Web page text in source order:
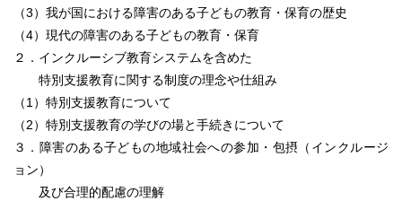
（3）我が国における障害のある子どもの教育・保育の歴史
（4）現代の障害のある子どもの教育・保育
２．インクルーシブ教育システムを含めた
特別支援教育に関する制度の理念や仕組み
（1）特別支援教育について
（2）特別支援教育の学びの場と手続きについて
３．障害のある子どもの地域社会への参加・包摂（インクルージ
ョン）
及び合理的配慮の理解